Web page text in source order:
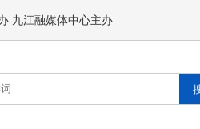
九江融媒体中心主办